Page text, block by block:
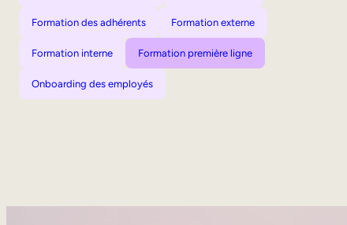
Formation des adhérents Formation externe
Formation interne Formation première ligne
Onboarding des employés